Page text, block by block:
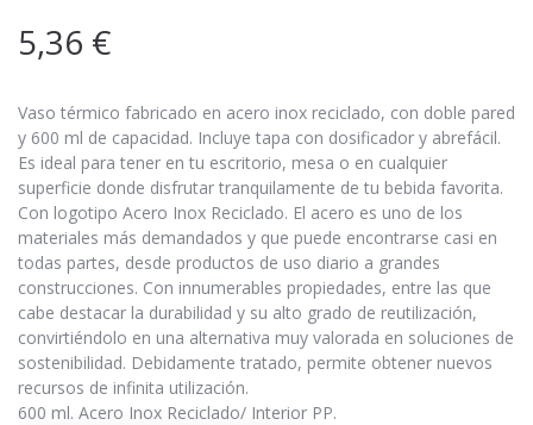
5,36 €
Vaso térmico fabricado en acero inox reciclado, con doble pared
y 600 ml de capacidad. Incluye tapa con dosificador y abrefácil.
Es ideal para tener en tu escritorio, mesa o en cualquier
superficie donde disfrutar tranquilamente de tu bebida favorita.
Con logotipo Acero Inox Reciclado. El acero es uno de los
materiales más demandados y que puede encontrarse casi en
todas partes, desde productos de uso diario a grandes
construcciones. Con innumerables propiedades, entre las que
cabe destacar la durabilidad y su alto grado de reutilización,
convirtiéndolo en una alternativa muy valorada en soluciones de
sostenibilidad. Debidamente tratado, permite obtener nuevos
recursos de infinita utilización.
600 ml. Acero Inox Reciclado/ Interior PP.